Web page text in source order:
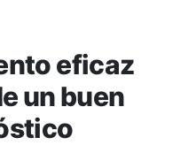
eficaz
un buen